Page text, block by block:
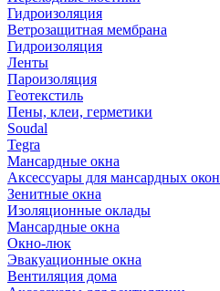
Гидроизоляция
Ветрозащитная мембрана
Гидроизоляция
Ленты
Пароизоляция
Геотекстиль
Пены, клеи, герметики
Soudal
Tegra
Мансардные окна
Аксессуары для мансардных окон
Зенитные окна
Изоляционные оклады
Мансардные окна
Окно-люк
Эвакуационные окна
Вентиляция дома